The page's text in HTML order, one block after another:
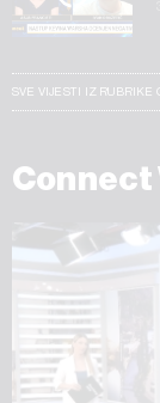
SVE VIJESTI IZ RUBRIKE
Connect